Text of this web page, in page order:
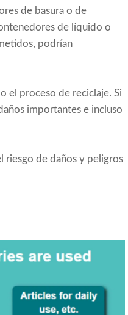
de basura o de
de líquido o
podrían
el proceso de reciclaje. Si
importantes e incluso
riesgo de daños y peligros